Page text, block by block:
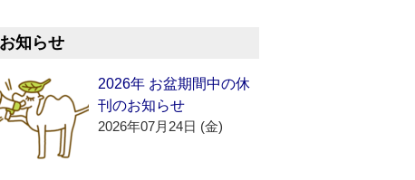
お知らせ
2026年 お盆期間中の休
刊のお知らせ
2026年07月24日 (金)